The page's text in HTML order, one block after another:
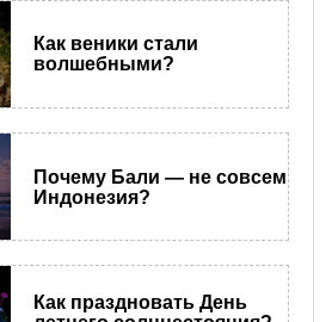
Как веники стали
волшебными?
Почему Бали — не совсем
Индонезия?
Как праздновать День